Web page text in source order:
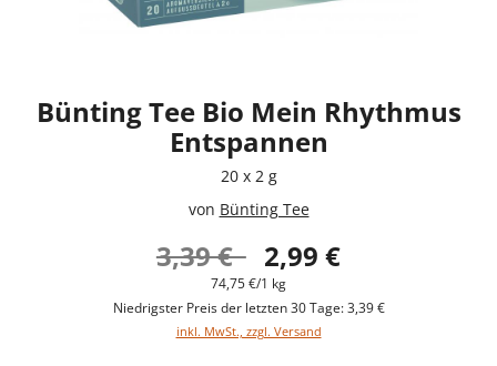
Bünting Tee Bio Mein Rhythmus
Entspannen
20 x 2 g
von Bünting Tee
3,39 € 2,99 €
74,75 €/1 kg
Niedrigster Preis der letzten 30 Tage: 3,39 €
inkl. MwSt., zzgl. Versand